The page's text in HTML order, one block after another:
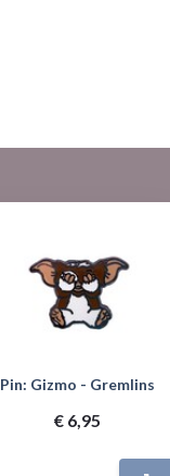
Pin: Gizmo - Gremlins
€ 6,95